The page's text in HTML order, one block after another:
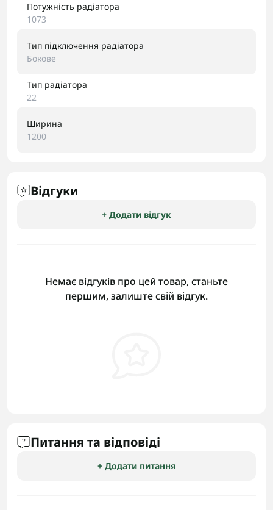
Потужність радіатора
1073
Тип підключення радіатора
Бокове
Тип радіатора
22
Ширина
1200
Відгуки
+ Додати відгук
Немає відгуків про цей товар, станьте
першим, залиште свій відгук.
Питання та відповіді
+ Додати питання